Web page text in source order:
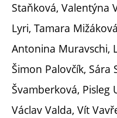
Staňková, Valentýna
Lyri, Tamara
Antonina Muravschi,
Šimon Palovčík, Sára
Švamberková, Pisleg
Václav Valda, Vít